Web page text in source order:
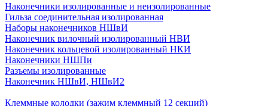
Наконечники изолированные и неизолированные
Гильза соединительная изолированная
Наборы наконечников НШвИ
Наконечник вилочный изолированный НВИ
Наконечник кольцевой изолированный НКИ
Наконечники НШПи
Разъемы изолированные
Наконечник НШвИ, НШвИ2
Клеммные колодки (зажим клеммный 12 секций)